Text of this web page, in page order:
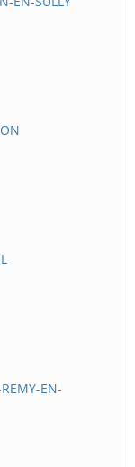
EN-